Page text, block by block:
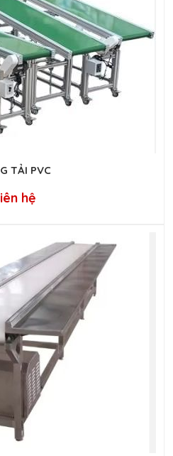
TẢI PVC
hệ